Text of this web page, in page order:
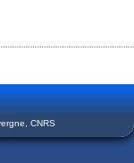
CNRS